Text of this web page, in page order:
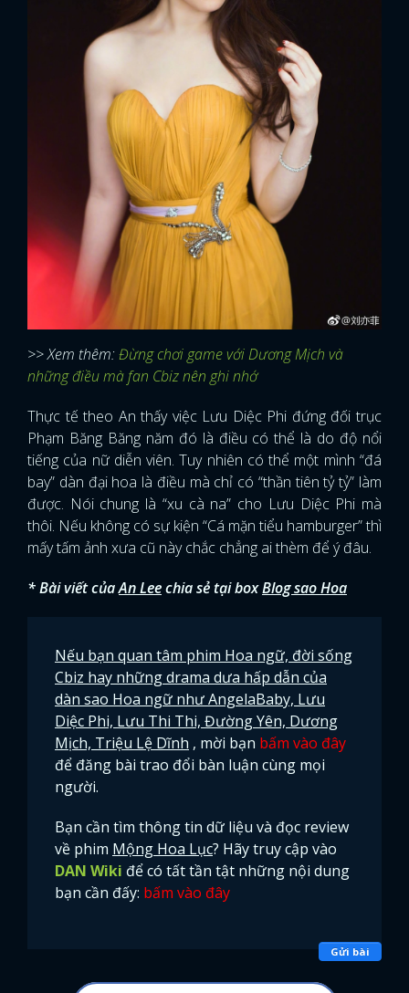
FACEBOOK GOOGLE
>> Xem thêm:Đừng chơi game với Dương Mịch và
những điều mà fan Cbiz nên ghi nhớ
Thực tế theo An thấy việc Lưu Diệc Phi đứng đối trục
Phạm Băng Băng năm đó là điều có thể là do độ nổi
tiếng của nữ diễn viên. Tuy nhiên có thể một mình “đá
bay” dàn đại hoa là điều mà chỉ có “thần tiên tỷ tỷ” làm
được. Nói chung là “xu cà na” cho Lưu Diệc Phi mà
thôi. Nếu không có sự kiện “Cá mặn tiểu hamburger” thì
mấy tấm ảnh xưa cũ này chắc chẳng ai thèm để ý đâu.
* Bài viết củaAn Leechia sẻ tại boxBlog sao Hoa
Nếu bạn quan tâm phim Hoa ngữ, đời sống
Cbiz hay những drama dưa hấp dẫn của
dàn sao Hoa ngữ như AngelaBaby, Lưu
Diệc Phi, Lưu Thi Thi, Đường Yên, Dương
Mịch, Triệu Lệ Dĩnh , mời bạn bấm vào đây
để đăng bài trao đổi bàn luận cùng mọi
người.
Bạn cần tìm thông tin dữ liệu và đọc review
về phim Mộng Hoa Lục? Hãy truy cập vào
DAN Wiki để có tất tần tật những nội dung
bạn cần đấy: bấm vào đây
Gửi bài